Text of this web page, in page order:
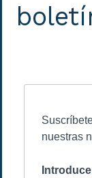
nuestras